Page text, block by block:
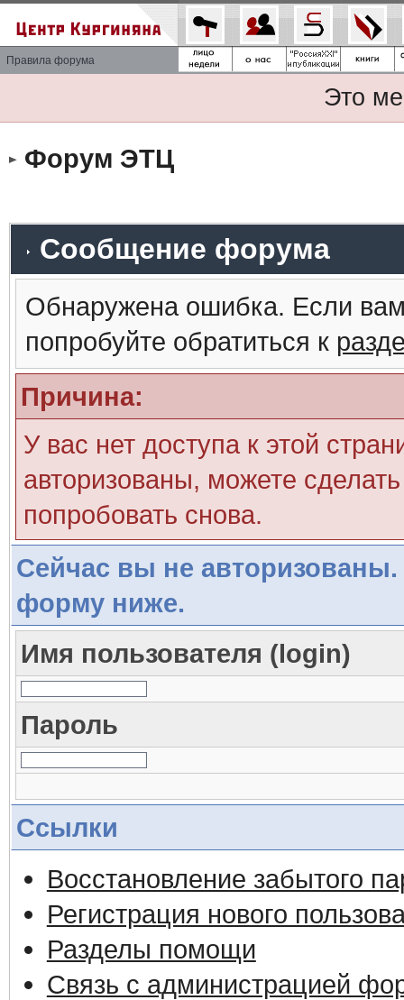
Правила форума
Это
Форум ЭТЦ
Сообщение форума
Обнаружена ошибка. Если
попробуйте обратиться к
Причина:
У вас нет доступа к этой
авторизованы, можете
попробовать снова.
Сейчас вы не авторизованы.
форму ниже.
Имя пользователя (login)
Пароль
Ссылки
Восстановление забытого
Регистрация нового
Разделы помощи
Связь с администрацией